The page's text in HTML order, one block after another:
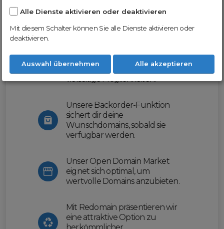
Nutze unsere Erfahrung und profitiere
erleichtern wir dir den
Domainhandel und bieten dir
vielseitige Möglichkeiten.
Unsere Backorder-Funktion
sichert dir deine
Wunschdomains, sobald sie
verfügbar werden.
Unser Open Domain Market
eignet sich optimal, um
wertvolle Domains anzubieten.
Mit Redomain präsentieren wir
eine attraktive Option zu
Alle Dienste aktivieren oder deaktivieren
Mit diesem Schalter können Sie alle Dienste aktivieren oder
deaktivieren.
Auswahl übernehmen Alle akzeptieren